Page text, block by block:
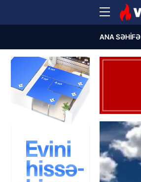
ANA SƏHIFƏ